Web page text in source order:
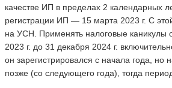
качестве ИП в пределах 2 календарных
регистрации ИП — 15 марта 2023 г. С
на УСН. Применять налоговые каникулы
2023 г. до 31 декабря 2024 г.
он зарегистрировался с начала года, но
позже (со следующего года), тогда